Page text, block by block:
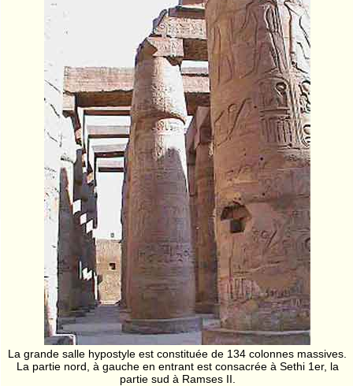
La grande salle hypostyle est constituée de 134 colonnes massives.
La partie nord, à gauche en entrant est consacrée à Sethi 1er, la
partie sud à Ramses II.